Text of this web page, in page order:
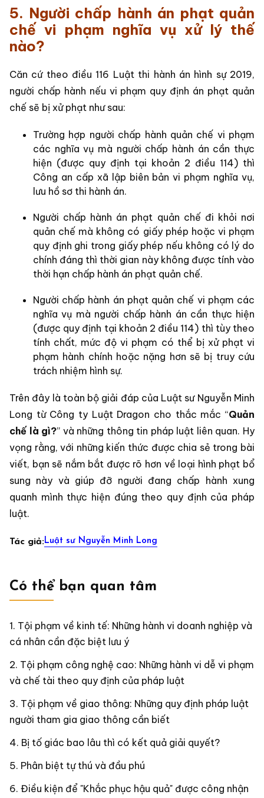
5. Người chấp hành án phạt quản
chế vi phạm nghĩa vụ xử lý thế
nào?
Căn cứ theo điều 116 Luật thi hành án hình sự 2019,
người chấp hành nếu vi phạm quy định án phạt quản
chế sẽ bị xử phạt như sau:
Trường hợp người chấp hành quản chế vi phạm
các nghĩa vụ mà người chấp hành án cần thực
hiện (được quy định tại khoản 2 điều 114) thì
Công an cấp xã lập biên bản vi phạm nghĩa vụ,
lưu hồ sơ thi hành án.
Người chấp hành án phạt quản chế đi khỏi nơi
quản chế mà không có giấy phép hoặc vi phạm
quy định ghi trong giấy phép nếu không có lý do
chính đáng thì thời gian này không được tính vào
thời hạn chấp hành án phạt quản chế.
Người chấp hành án phạt quản chế vi phạm các
nghĩa vụ mà người chấp hành án cần thực hiện
(được quy định tại khoản 2 điều 114) thì tùy theo
tính chất, mức độ vi phạm có thể bị xử phạt vi
phạm hành chính hoặc nặng hơn sẽ bị truy cứu
trách nhiệm hình sự.
Trên đây là toàn bộ giải đáp của Luật sư Nguyễn Minh
Long từ Công ty Luật Dragon cho thắc mắc “Quản
chế là gì?” và những thông tin pháp luật liên quan. Hy
vọng rằng, với những kiến thức được chia sẻ trong bài
viết, bạn sẽ nắm bắt được rõ hơn về loại hình phạt bổ
sung này và giúp đỡ người đang chấp hành xung
quanh mình thực hiện đúng theo quy định của pháp
luật.
Tác giả:Luật sư Nguyễn Minh Long
Có thể bạn quan tâm
Tội phạm về kinh tế: Những hành vi doanh nghiệp và
cá nhân cần đặc biệt lưu ý
Tội phạm công nghệ cao: Những hành vi dễ vi phạm
và chế tài theo quy định của pháp luật
Tội phạm về giao thông: Những quy định pháp luật
người tham gia giao thông cần biết
Bị tố giác bao lâu thì có kết quả giải quyết?
Phân biệt tự thú và đầu phú
Điều kiện để "Khắc phục hậu quả" được công nhận